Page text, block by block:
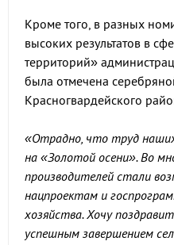
Кроме того, в разных
высоких результатов в
территорий»
была отмечена
Красногвардейского
«Отрадно, что труд
на «Золотой осени». Во
производителей стали
нацпроектам и
хозяйства. Хочу
успешным завершением